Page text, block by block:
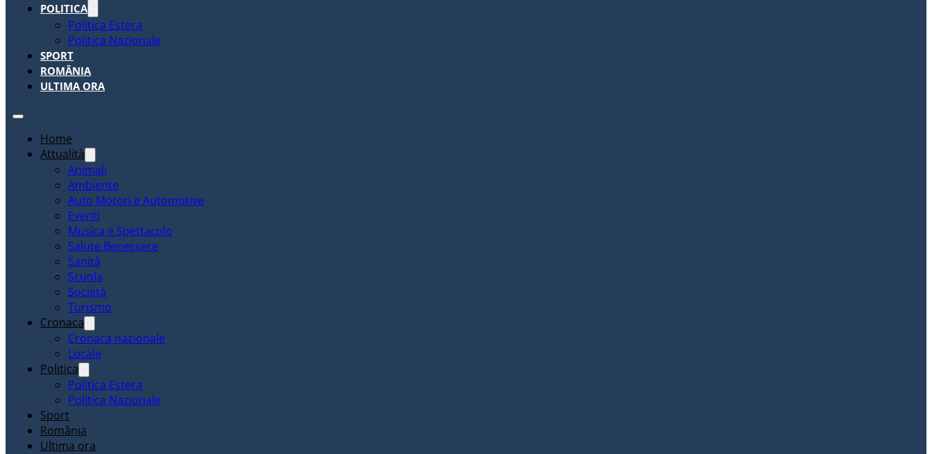
POLITICA
Politica Estera
Politica Nazionale
SPORT
ROMÂNIA
ULTIMA ORA
Home
Attualità
Animali
Ambiente
Auto Motori e Automotive
Eventi
Musica e Spettacolo
Salute Benessere
Sanità
Scuola
Società
Turismo
Cronaca
Cronaca nazionale
Locale
Politica
Politica Estera
Politica Nazionale
Sport
România
Ultima ora